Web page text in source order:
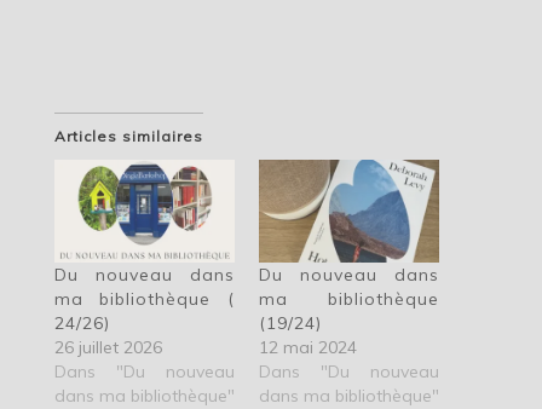
Articles similaires
Du nouveau dans
ma bibliothèque (
24/26)
26 juillet 2026
Dans "Du nouveau
dans ma bibliothèque"
Du nouveau dans
ma bibliothèque
(19/24)
12 mai 2024
Dans "Du nouveau
dans ma bibliothèque"